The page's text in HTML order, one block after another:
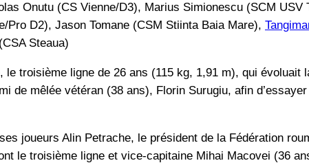
Onutu (CS Vienne/D3), Marius Simionescu (SCM USV
Pro D2), Jason Tomane (CSM Stiinta Baia Mare),
Steaua)
troisième ligne de 26 ans (115 kg, 1,91 m), qui évoluait
de mêlée vétéran (38 ans), Florin Surugiu, afin
joueurs Alin Petrache, le président de la Fédération
le troisième ligne et vice-capitaine Mihai Macovei (36